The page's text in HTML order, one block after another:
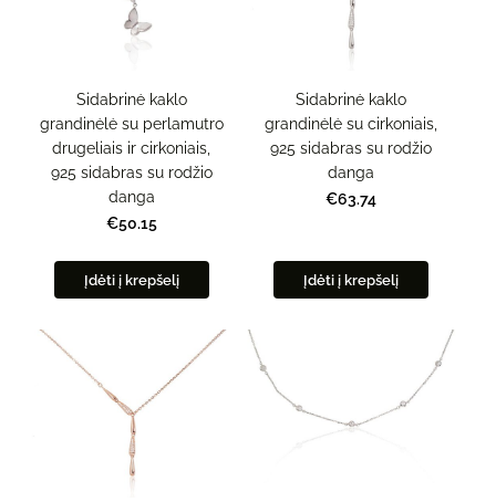
Sidabrinė kaklo
grandinėlė su perlamutro
drugeliais ir cirkoniais,
925 sidabras su rodžio
danga
€50.15
Įdėti į krepšelį
Sidabrinė kaklo
grandinėlė su cirkoniais,
925 sidabras su rodžio
danga
€63.74
Įdėti į krepšelį